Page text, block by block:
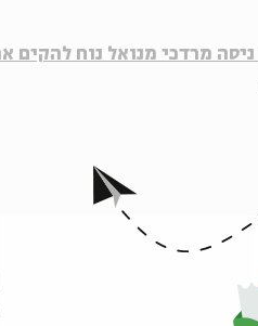
מרדכי מנואל נוח להקים
גדולה, בקטנה", המנגישים
חוקרים ואקטיביסטים